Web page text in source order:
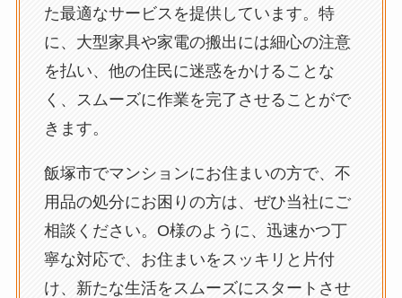
た最適なサービスを提供しています。特
に、大型家具や家電の搬出には細心の注意
を払い、他の住民に迷惑をかけることな
く、スムーズに作業を完了させることがで
きます。
飯塚市でマンションにお住まいの方で、不
用品の処分にお困りの方は、ぜひ当社にご
相談ください。O様のように、迅速かつ丁
寧な対応で、お住まいをスッキリと片付
け、新たな生活をスムーズにスタートさせ